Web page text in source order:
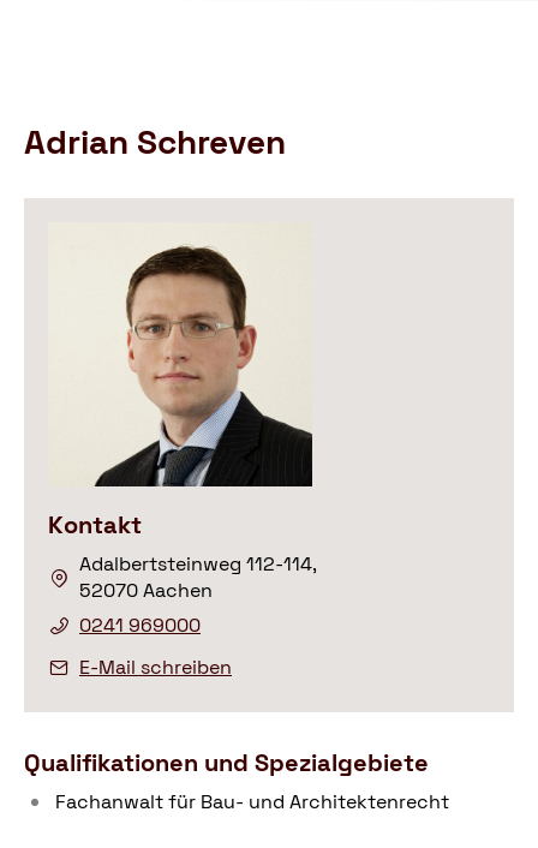
Adrian Schreven
Kontakt
Adalbertsteinweg 112-114,
52070 Aachen
0241 969000
E-Mail schreiben
Qualifikationen und Spezialgebiete
Fachanwalt für Bau- und Architektenrecht